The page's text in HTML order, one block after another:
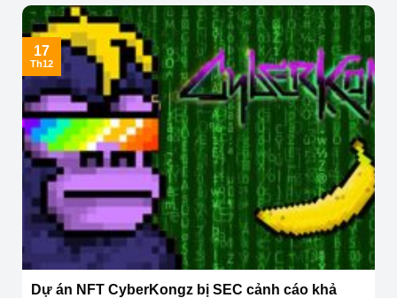
Dự án NFT CyberKongz bị SEC cảnh cáo khả
17
Th12